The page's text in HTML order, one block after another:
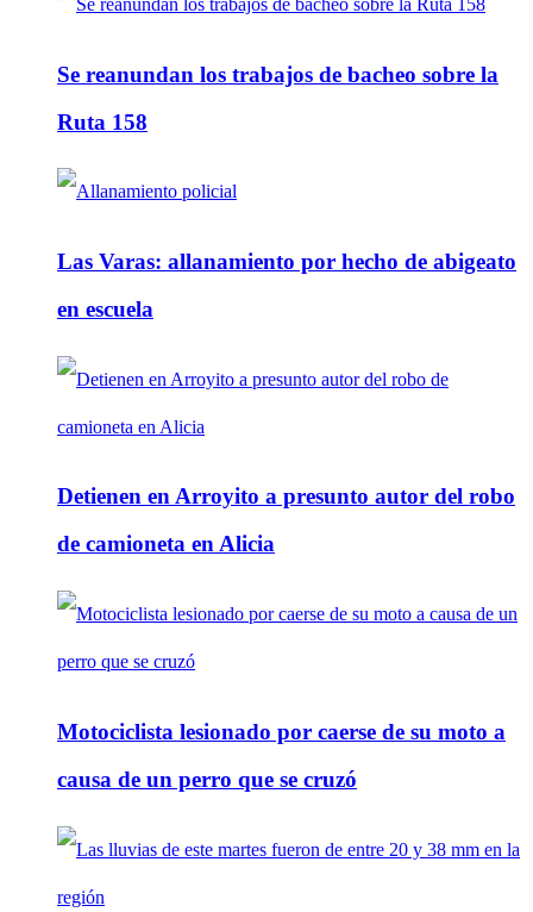
Se reanundan los trabajos de bacheo sobre la
Ruta 158
Las Varas: allanamiento por hecho de abigeato
en escuela
Detienen en Arroyito a presunto autor del robo
de camioneta en Alicia
Motociclista lesionado por caerse de su moto a
causa de un perro que se cruzó